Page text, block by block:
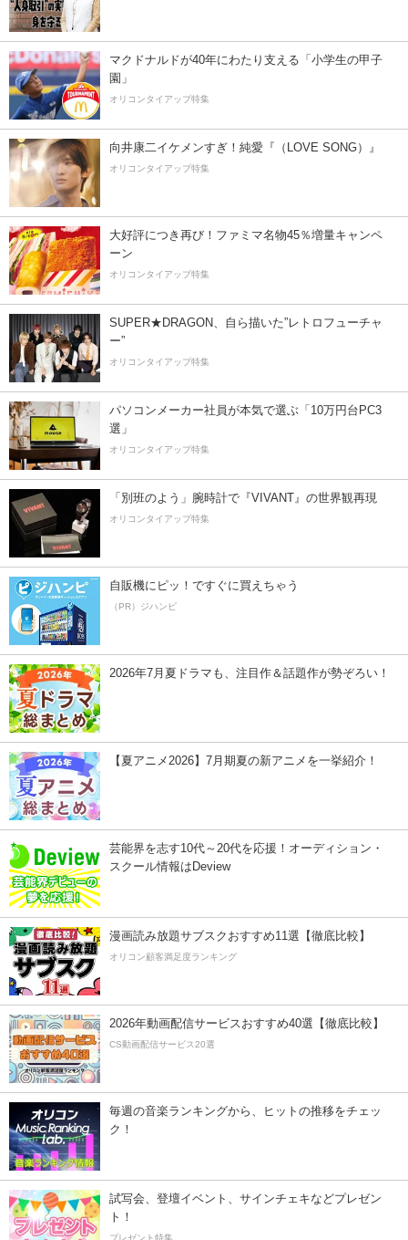
マクドナルドが40年にわたり支える「小学生の甲子
園」
オリコンタイアップ特集
向井康二イケメンすぎ！純愛『（LOVE SONG）』
オリコンタイアップ特集
大好評につき再び！ファミマ名物45％増量キャンペ
ーン
オリコンタイアップ特集
SUPER★DRAGON、自ら描いた”レトロフューチャ
ー”
オリコンタイアップ特集
パソコンメーカー社員が本気で選ぶ「10万円台PC3
選」
オリコンタイアップ特集
「別班のよう」腕時計で『VIVANT』の世界観再現
オリコンタイアップ特集
自販機にピッ！ですぐに買えちゃう
（PR）ジハンピ
2026年7月夏ドラマも、注目作＆話題作が勢ぞろい！
【夏アニメ2026】7月期夏の新アニメを一挙紹介！
芸能界を志す10代～20代を応援！オーディション・
スクール情報はDeview
漫画読み放題サブスクおすすめ11選【徹底比較】
オリコン顧客満足度ランキング
2026年動画配信サービスおすすめ40選【徹底比較】
CS動画配信サービス20選
毎週の音楽ランキングから、ヒットの推移をチェッ
ク！
試写会、登壇イベント、サインチェキなどプレゼン
ト！
プレゼント特集